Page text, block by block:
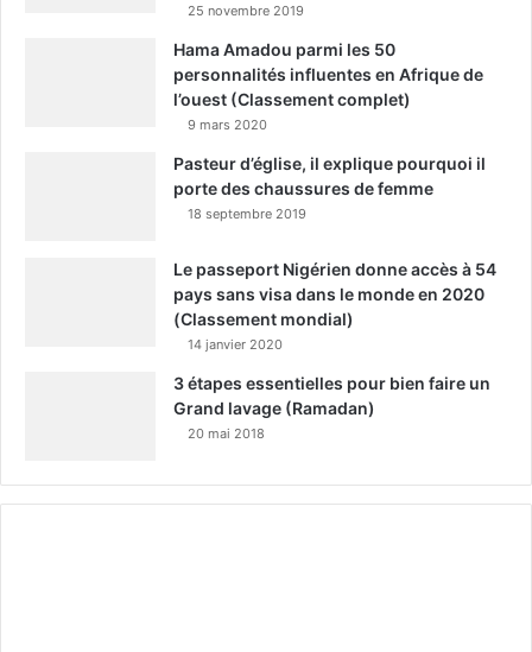
25 novembre 2019
Hama Amadou parmi les 50
personnalités influentes en Afrique de
l’ouest (Classement complet)
9 mars 2020
Pasteur d’église, il explique pourquoi il
porte des chaussures de femme
18 septembre 2019
Le passeport Nigérien donne accès à 54
pays sans visa dans le monde en 2020
(Classement mondial)
14 janvier 2020
3 étapes essentielles pour bien faire un
Grand lavage (Ramadan)
20 mai 2018